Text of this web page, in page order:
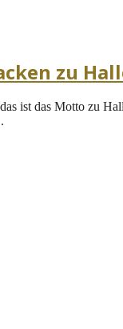
zu
ist das Motto zu